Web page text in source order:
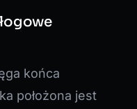
końca
położona jest